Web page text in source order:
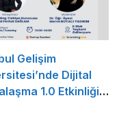
Gelişim
Dijital
1.0 Etkinliği